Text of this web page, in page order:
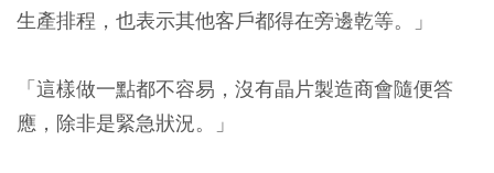
生產排程，也表示其他客戶都得在旁邊乾等。」
「這樣做一點都不容易，沒有晶片製造商會隨便答
應，除非是緊急狀況。」